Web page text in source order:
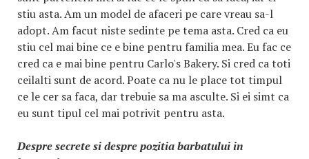
stiu asta. Am un model de afaceri pe care vreau sa-l
adopt. Am facut niste sedinte pe tema asta. Cred ca eu
stiu cel mai bine ce e bine pentru familia mea. Eu fac ce
cred ca e mai bine pentru Carlo's Bakery. Si cred ca toti
ceilalti sunt de acord. Poate ca nu le place tot timpul
ce le cer sa faca, dar trebuie sa ma asculte. Si ei simt ca
eu sunt tipul cel mai potrivit pentru asta.
Despre secrete si despre pozitia barbatului in